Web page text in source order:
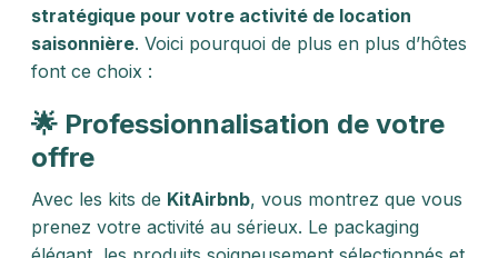
stratégique pour votre activité de location
saisonnière. Voici pourquoi de plus en plus d’hôtes
font ce choix :
🌟 Professionnalisation de votre
offre
Avec les kits de KitAirbnb, vous montrez que vous
prenez votre activité au sérieux. Le packaging